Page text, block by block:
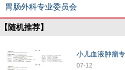
胃肠外科专业委员会
【随机推荐】
小儿血液肿瘤
07-12